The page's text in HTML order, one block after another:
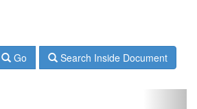
Go Search Inside Document